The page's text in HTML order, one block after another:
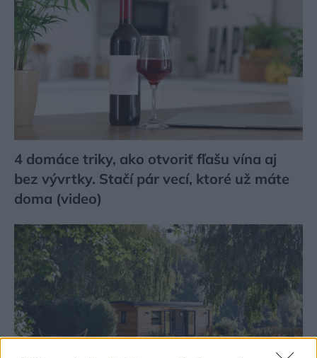
4 domáce triky, ako otvoriť fľašu vína aj
bez vývrtky. Stačí pár vecí, ktoré už máte
doma (video)